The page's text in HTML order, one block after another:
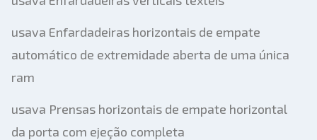
usava Enfardadeiras horizontais de empate
automático de extremidade aberta de uma única
ram
usava Prensas horizontais de empate horizontal
da porta com ejeção completa